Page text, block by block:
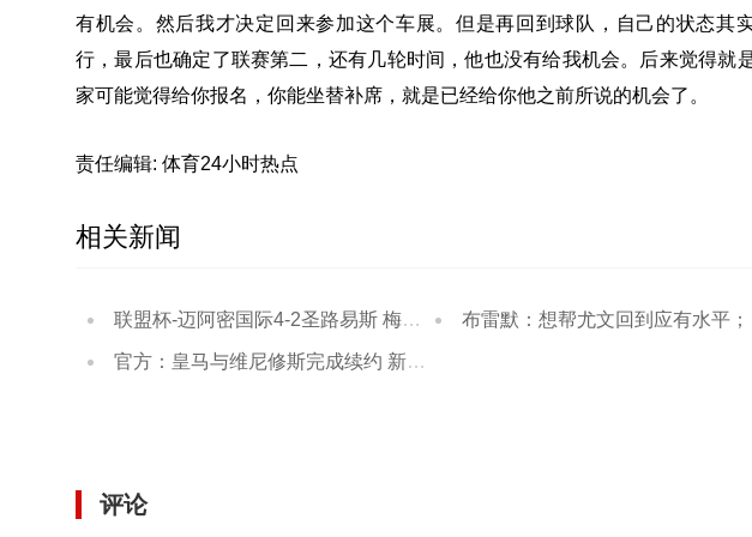
有机会。然后我才决定回来参加这个车展。但是再回到球队，自己的状态其
行，最后也确定了联赛第二，还有几轮时间，他也没有给我机会。后来觉得就
家可能觉得给你报名，你能坐替补席，就是已经给你他之前所说的机会了。
责任编辑: 体育24小时热点
相关新闻
联盟杯-迈阿密国际4-2圣路易斯 梅西两射一传 布雷默：想帮尤文回到应有水平；希望下届世界杯能成主角
官方：皇马与维尼修斯完成续约 新合同至2032年
评论